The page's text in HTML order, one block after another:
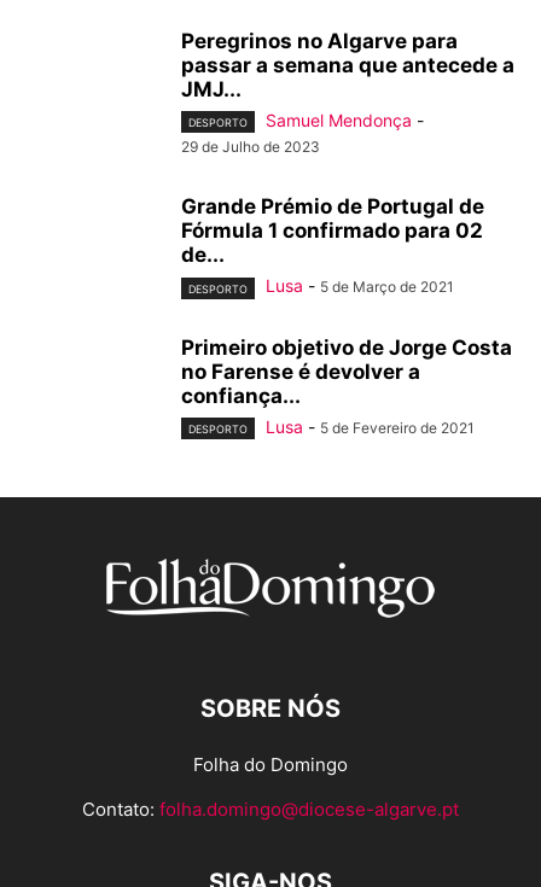
Peregrinos no Algarve para
passar a semana que antecede a
JMJ...
DESPORTO Samuel Mendonça -
29 de Julho de 2023
Grande Prémio de Portugal de
Fórmula 1 confirmado para 02
de...
DESPORTO Lusa - 5 de Março de 2021
Primeiro objetivo de Jorge Costa
no Farense é devolver a
confiança...
DESPORTO Lusa - 5 de Fevereiro de 2021
SOBRE NÓS
Folha do Domingo
Contato: folha.domingo@diocese-algarve.pt